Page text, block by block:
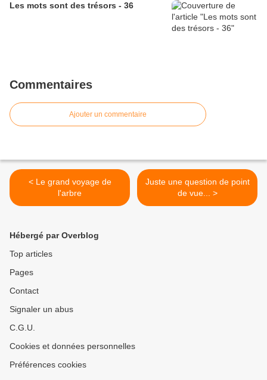
Les mots sont des trésors - 36
Commentaires
Ajouter un commentaire
< Le grand voyage de
l'arbre
Juste une question de point
de vue... >
Hébergé par Overblog
Top articles
Pages
Contact
Signaler un abus
C.G.U.
Cookies et données personnelles
Préférences cookies